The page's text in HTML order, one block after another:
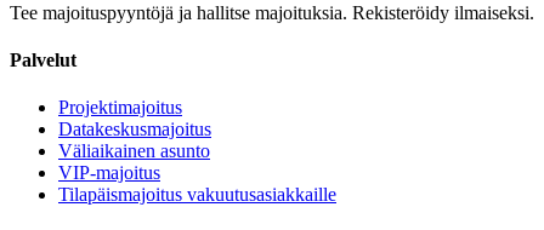
Tee majoituspyyntöjä ja hallitse majoituksia. Rekisteröidy ilmaiseksi.
Palvelut
Projektimajoitus
Datakeskusmajoitus
Väliaikainen asunto
VIP-majoitus
Tilapäismajoitus vakuutusasiakkaille